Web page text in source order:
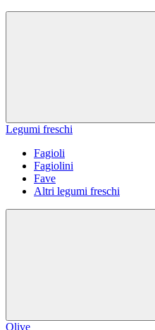
Legumi freschi
Fagioli
Fagiolini
Fave
Altri legumi freschi
Olive